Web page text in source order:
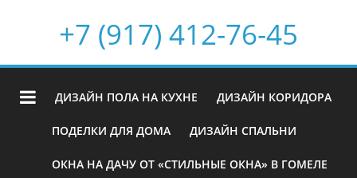
+7 (917) 412-76-45
ДИЗАЙН ПОЛА НА КУХНЕ ДИЗАЙН КОРИДОРА
ПОДЕЛКИ ДЛЯ ДОМА ДИЗАЙН СПАЛЬНИ
ОКНА НА ДАЧУ ОТ «СТИЛЬНЫЕ ОКНА» В ГОМЕЛЕ